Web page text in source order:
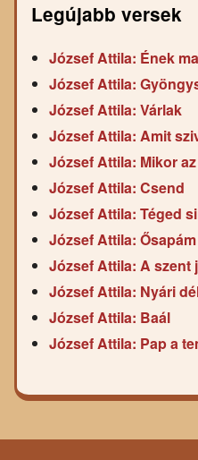
Legújabb versek
József Attila: Ének
József Attila:
József Attila: Várlak
József Attila: Amit
József Attila: Mikor
József Attila: Csend
József Attila: Téged
József Attila: Ősapám
József Attila: A szent
József Attila: Nyári
József Attila: Baál
József Attila: Pap a